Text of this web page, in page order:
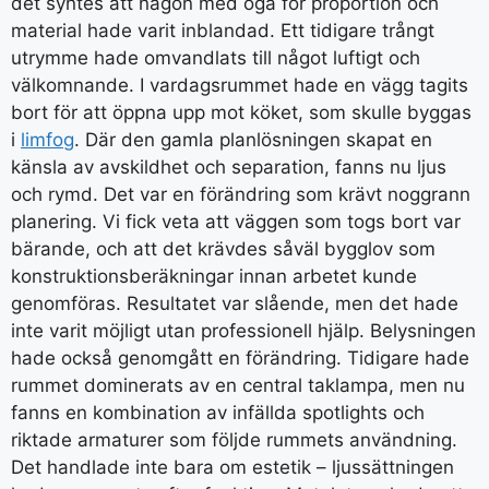
material hade varit inblandad. Ett tidigare trångt
utrymme hade omvandlats till något luftigt och
välkomnande. I vardagsrummet hade en vägg tagits
bort för att öppna upp mot köket, som skulle byggas
i limfog. Där den gamla planlösningen skapat en
känsla av avskildhet och separation, fanns nu ljus
och rymd. Det var en förändring som krävt noggrann
planering. Vi fick veta att väggen som togs bort var
bärande, och att det krävdes såväl bygglov som
konstruktionsberäkningar innan arbetet kunde
genomföras. Resultatet var slående, men det hade
inte varit möjligt utan professionell hjälp. Belysningen
hade också genomgått en förändring. Tidigare hade
rummet dominerats av en central taklampa, men nu
fanns en kombination av infällda spotlights och
riktade armaturer som följde rummets användning.
Det handlade inte bara om estetik – ljussättningen